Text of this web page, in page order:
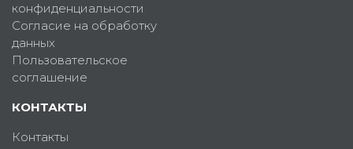
конфиденциальности
Согласие на обработку
данных
Пользовательское
соглашение
КОНТАКТЫ
Контакты